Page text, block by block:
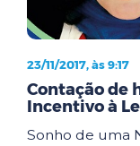
23/11/2017, às 9:17
Contação de
Incentivo à
Sonho de uma